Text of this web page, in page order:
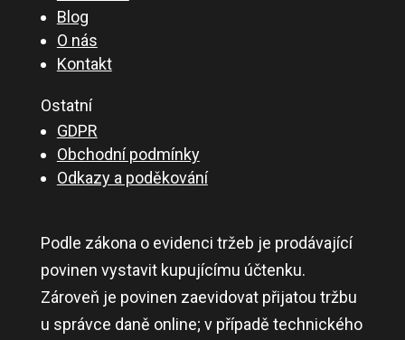
Blog
O nás
Kontakt
Ostatní
GDPR
Obchodní podmínky
Odkazy a poděkování
Podle zákona o evidenci tržeb je prodávající
povinen vystavit kupujícímu účtenku.
Zároveň je povinen zaevidovat přijatou tržbu
u správce daně online; v případě technického